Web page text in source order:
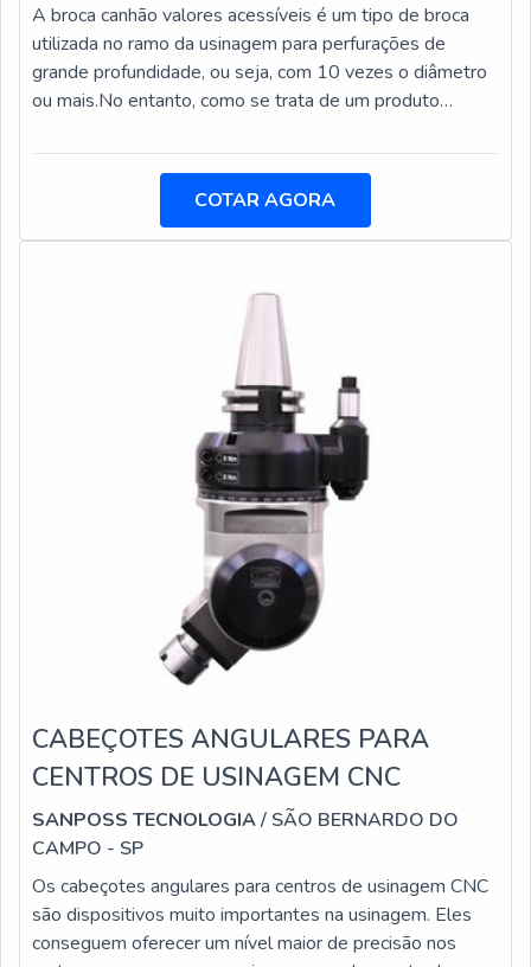
A broca canhão valores acessíveis é um tipo de broca
utilizada no ramo da usinagem para perfurações de
grande profundidade, ou seja, com 10 vezes o diâmetro
ou mais.No entanto, como se trata de um produto
Além disso, vale ressaltar também que a broca canhão é
necessidade de pré-setting, ou seja, basta colocá-la no
equipamento e realizar a perfuração.A broca possui
COTAR AGORA
CABEÇOTES ANGULARES PARA
CENTROS DE USINAGEM CNC
SANPOSS TECNOLOGIA/ SÃO BERNARDO DO
CAMPO - SP
Os cabeçotes angulares para centros de usinagem CNC
são dispositivos muito importantes na usinagem. Eles
conseguem oferecer um nível maior de precisão nos